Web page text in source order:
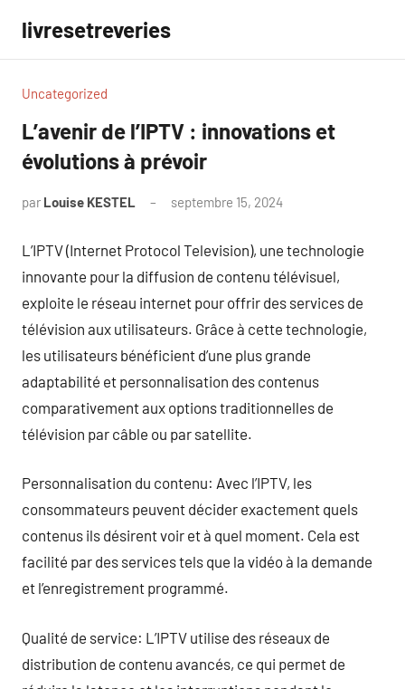
contenu
livresetreveries
Uncategorized
L’avenir de l’IPTV : innovations et
évolutions à prévoir
par Louise KESTEL septembre 15, 2024
L’IPTV (Internet Protocol Television), une technologie
innovante pour la diffusion de contenu télévisuel,
exploite le réseau internet pour offrir des services de
télévision aux utilisateurs. Grâce à cette technologie,
les utilisateurs bénéficient d’une plus grande
adaptabilité et personnalisation des contenus
comparativement aux options traditionnelles de
télévision par câble ou par satellite.
Personnalisation du contenu: Avec l’IPTV, les
consommateurs peuvent décider exactement quels
contenus ils désirent voir et à quel moment. Cela est
facilité par des services tels que la vidéo à la demande
et l’enregistrement programmé.
Qualité de service: L’IPTV utilise des réseaux de
distribution de contenu avancés, ce qui permet de